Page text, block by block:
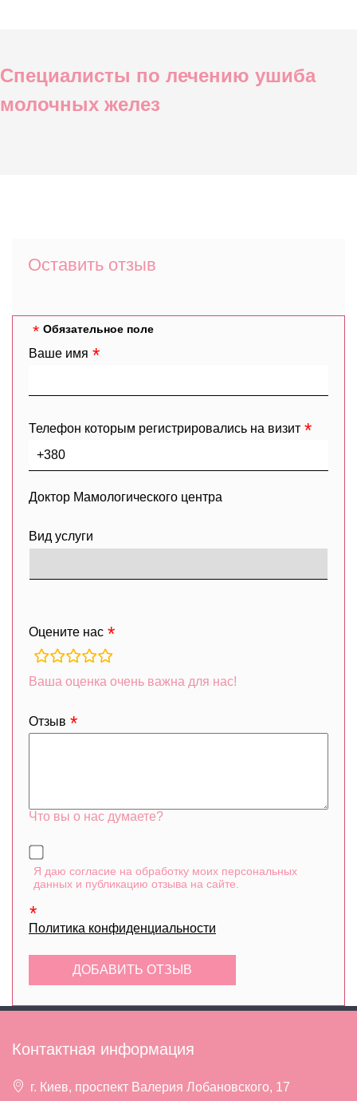
Специалисты по лечению ушиба
молочных желез
Оставить отзыв
Обязательное поле
Ваше имя
Телефон которым регистрировались на визит
Доктор Мамологического центра
Вид услуги
Оцените нас
rating
fields
Ваша оценка очень важна для нас!
Отзыв
Что вы о нас думаете?
Я даю согласие на обработку моих персональных
данных и публикацию отзыва на сайте.
Политика конфиденциальности
Контактная информация
г. Киев, проспект Валерия Лобановского, 17